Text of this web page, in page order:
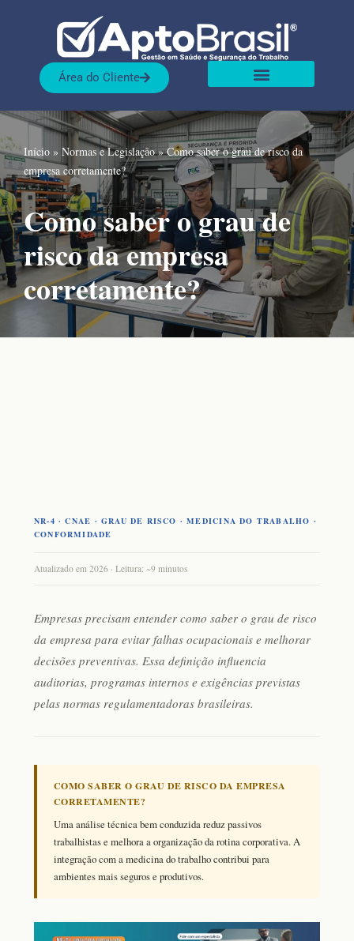
Área do Cliente
Início » Normas e Legislação»Como saber o grau de risco da
empresa corretamente?
Como saber o grau de
risco da empresa
corretamente?
NR-4 · CNAE · GRAU DE RISCO · MEDICINA DO TRABALHO ·
CONFORMIDADE
Atualizado em 2026 · Leitura: ~9 minutos
Empresas precisam entender como saber o grau de risco
da empresa para evitar falhas ocupacionais e melhorar
decisões preventivas. Essa definição influencia
auditorias, programas internos e exigências previstas
pelas normas regulamentadoras brasileiras.
COMO SABER O GRAU DE RISCO DA EMPRESA
CORRETAMENTE?
Uma análise técnica bem conduzida reduz passivos
trabalhistas e melhora a organização da rotina corporativa. A
integração com a medicina do trabalho contribui para
ambientes mais seguros e produtivos.